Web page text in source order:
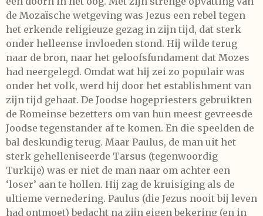
de Mozaïsche wetgeving was Jezus een rebel tegen
het erkende religieuze gezag in zijn tijd, dat sterk
onder helleense invloeden stond. Hij wilde terug
naar de bron, naar het geloofsfundament dat Mozes
had neergelegd. Omdat wat hij zei zo populair was
onder het volk, werd hij door het establishment van
zijn tijd gehaat. De Joodse hogepriesters gebruikten
de Romeinse bezetters om van hun meest gevreesde
Joodse tegenstander af te komen. En die speelden de
bal deskundig terug. Maar Paulus, de man uit het
sterk gehelleniseerde Tarsus (tegenwoordig
Turkije) was er niet de man naar om achter een
‘loser’ aan te hollen. Hij zag de kruisiging als de
ultieme vernedering. Paulus (die Jezus nooit bij leven
had ontmoet) bedacht na zijn eigen bekering (en in